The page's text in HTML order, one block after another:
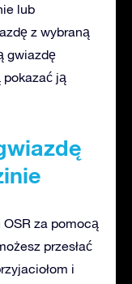
lub
z wybraną
gwiazdę
pokazać ją
za pomocą
przesłać
i